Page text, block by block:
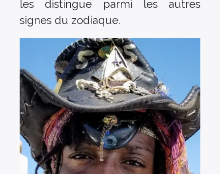
les distingue parmi les autres
signes du zodiaque.